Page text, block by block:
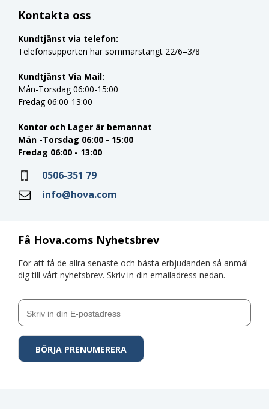
Få Hova.coms Nyhetsbrev
För att få de allra senaste och bästa erbjudanden så anmäl
dig till vårt nyhetsbrev. Skriv in din emailadress nedan.
Kontakta oss
Kundtjänst via telefon:
Telefonsupporten har sommarstängt 22/6–3/8
Kundtjänst Via Mail:
Mån-Torsdag 06:00-15:00
Fredag 06:00-13:00
Kontor och Lager är bemannat
Mån -Torsdag 06:00 - 15:00
Fredag 06:00 - 13:00
0506-351 79
info@hova.com